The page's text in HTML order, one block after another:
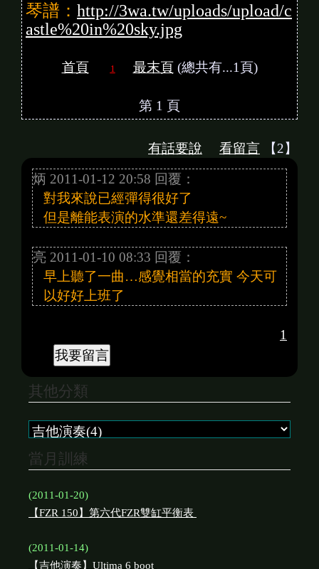
琴譜： http://3wa.tw/uploads/upload/c
astle%20in%20sky.jpg
首頁 1 最末頁(總共有...1頁)
第 1 頁
有話要說 看留言 【2】
炳 2011-01-12 20:58 回覆：
對我來說已經彈得很好了
但是離能表演的水準還差得遠~
亮 2011-01-10 08:33 回覆：
早上聽了一曲…感覺相當的充實 今天可
以好好上班了
1
其他分類
當月訓練
(2011-01-20)
【FZR 150】第六代FZR雙缸平衡表
(2011-01-14)
【吉他演奏】Ultima 6 boot